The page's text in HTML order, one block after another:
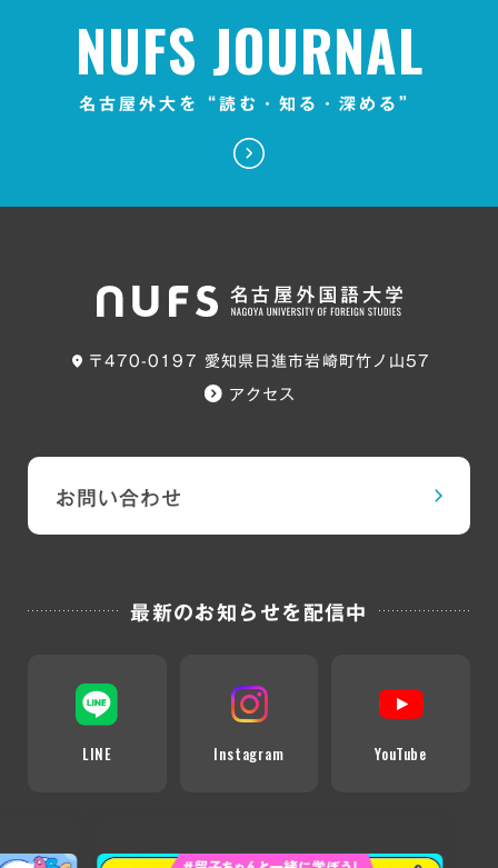
NUFS JOURNAL
名古屋外大を“読む・知る・深める”
〒470-0197 愛知県日進市岩崎町竹ノ山57
アクセス
お問い合わせ
最新のお知らせを配信中
LINE Instagram YouTube